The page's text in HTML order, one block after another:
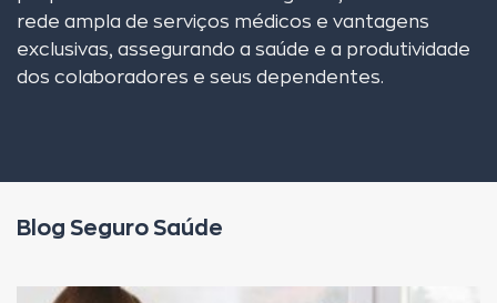
rede ampla de serviços médicos e vantagens
exclusivas, assegurando a saúde e a produtividade
dos colaboradores e seus dependentes.
Blog Seguro Saúde